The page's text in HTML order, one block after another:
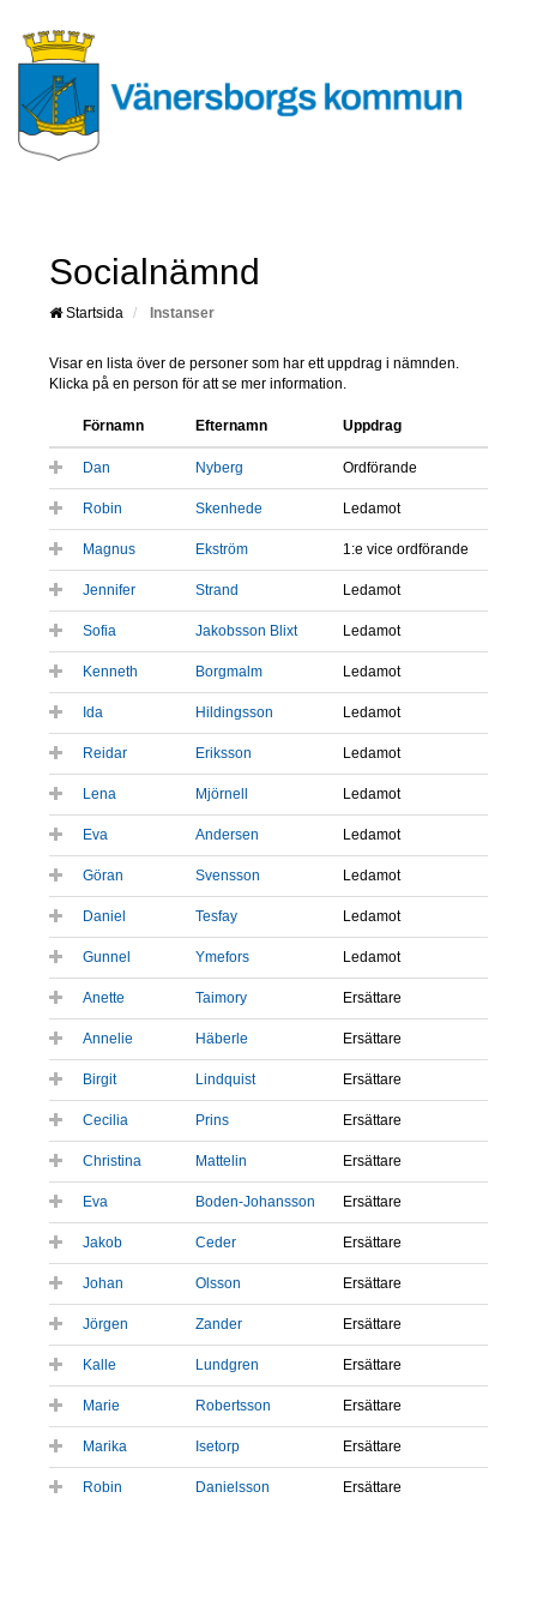
Socialnämnd
Startsida Instanser
Visar en lista över de personer som har ett uppdrag i nämnden.
Klicka på en person för att se mer information.
Förnamn Efternamn Uppdrag
Dan Nyberg Ordförande
Robin Skenhede Ledamot
Magnus Ekström 1:e vice ordförande
Jennifer Strand Ledamot
Sofia Jakobsson Blixt Ledamot
Kenneth Borgmalm Ledamot
Ida Hildingsson Ledamot
Reidar Eriksson Ledamot
Lena Mjörnell Ledamot
Eva Andersen Ledamot
Göran Svensson Ledamot
Daniel Tesfay Ledamot
Gunnel Ymefors Ledamot
Anette Taimory Ersättare
Annelie Häberle Ersättare
Birgit Lindquist Ersättare
Cecilia Prins Ersättare
Christina Mattelin Ersättare
Eva Boden-Johansson Ersättare
Jakob Ceder Ersättare
Johan Olsson Ersättare
Jörgen Zander Ersättare
Kalle Lundgren Ersättare
Marie Robertsson Ersättare
Marika Isetorp Ersättare
Robin Danielsson Ersättare